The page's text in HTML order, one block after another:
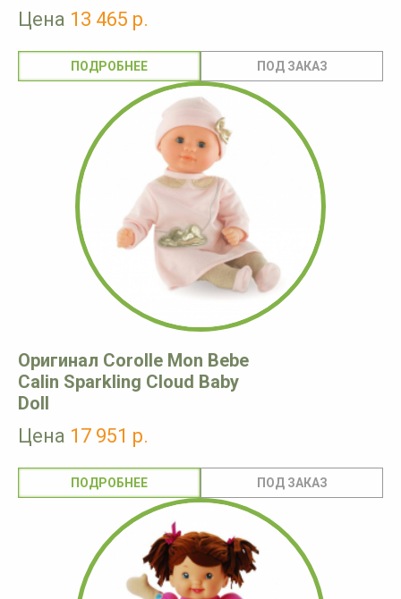
Цена 13 465 р.
ПОДРОБНЕЕ
Оригинал Corolle Mon Bebe
Calin Sparkling Cloud Baby
Doll
Цена 17 951 р.
ПОДРОБНЕЕ